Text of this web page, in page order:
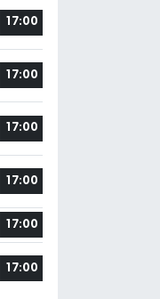
17:00
17:00
17:00
17:00
17:00
17:00